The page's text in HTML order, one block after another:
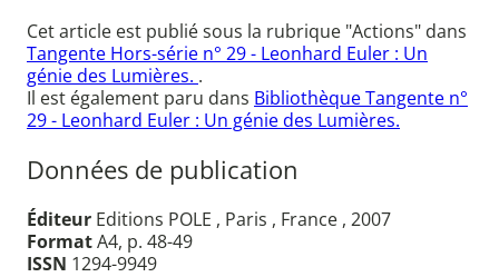
Cet article est publié sous la rubrique "Actions" dans
Tangente Hors-série n° 29 - Leonhard Euler : Un
génie des Lumières. .
Il est également paru dans Bibliothèque Tangente n°
29 - Leonhard Euler : Un génie des Lumières.
Données de publication
Éditeur Editions POLE , Paris , France , 2007
FormatA4, p. 48-49
ISSN 1294-9949